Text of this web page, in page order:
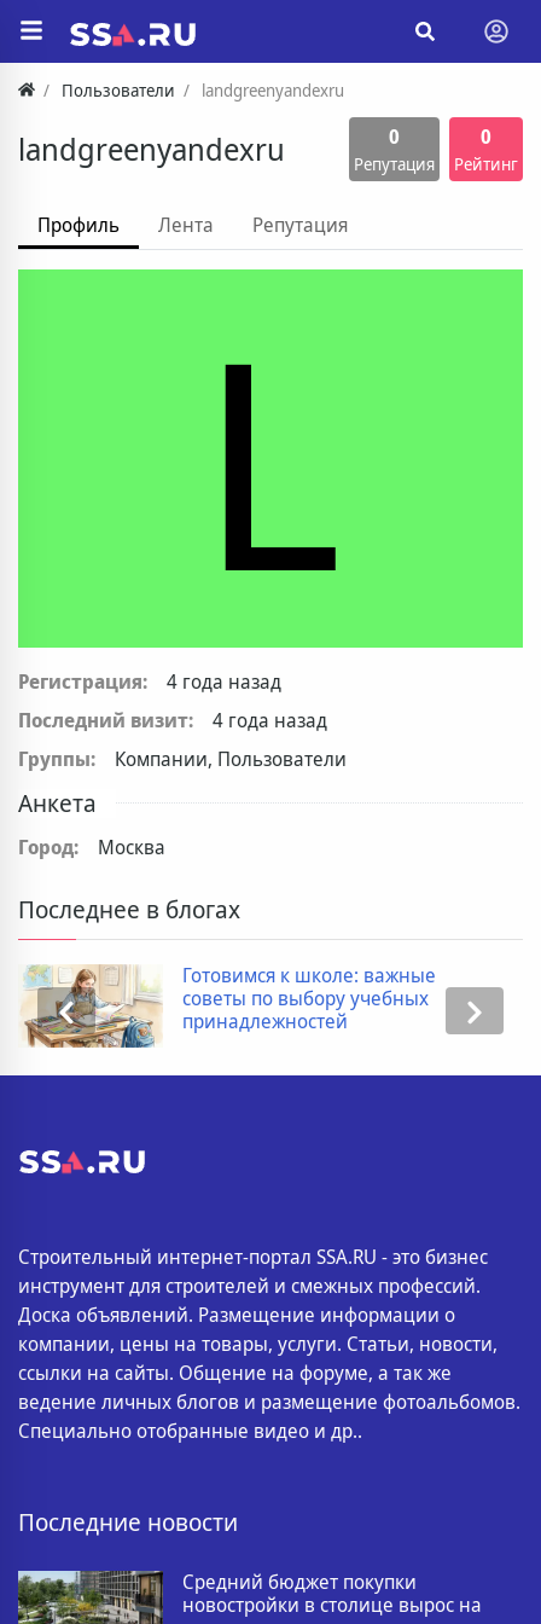
Пользователи landgreenyandexru
landgreenyandexru 0
Репутация
0
Рейтинг
Профиль Лента Репутация
L
Регистрация:
4 года назад
Последний визит:
4 года назад
Группы:
Компании, Пользователи
Анкета
Город: Москва
Последнее в блогах
Готовимся к школе: важные
советы по выбору учебных
принадлежностей
Строительный интернет-портал SSA.RU - это бизнес
инструмент для строителей и смежных профессий.
Доска объявлений. Размещение информации о
компании, цены на товары, услуги. Статьи, новости,
ссылки на сайты. Общение на форуме, а так же
ведение личных блогов и размещение фотоальбомов.
Специально отобранные видео и др..
Последние новости
Средний бюджет покупки
новостройки в столице вырос на